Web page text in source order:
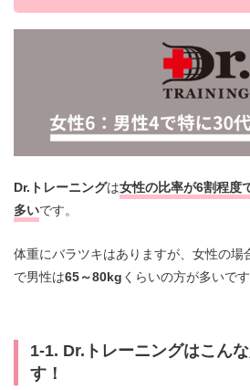
Dr.トレーニングは女性の比率が6割程度
多いです。
体重にバラツキはありますが、女性の場
で男性は65～80kg くらいの方が多いです
1-1. Dr.トレーニングはこん
す！